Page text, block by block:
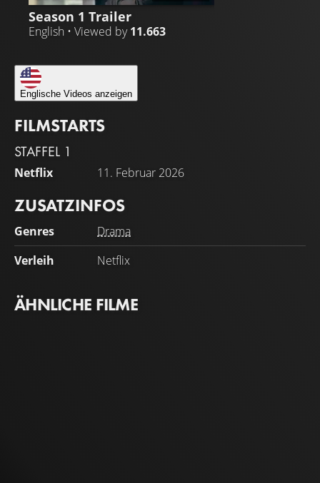
Season 1 Trailer
English • Viewed by11.663
Englische Videos anzeigen
FILMSTARTS
STAFFEL 1
Netflix 11. Februar 2026
ZUSATZINFOS
Genres
Drama
Verleih
Netflix
ÄHNLICHE FILME